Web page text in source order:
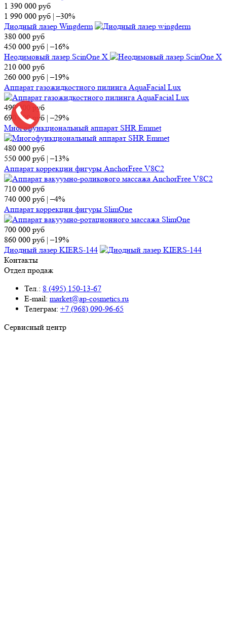
1 390 000 руб
1 990 000 руб |–30%
Диодный лазер Wingderm
380 000 руб
450 000 руб |–16%
Неодимовый лазер ScinOne X
210 000 руб
260 000 руб |–19%
Аппарат газожидкостного пилинга AquaFacial Lux
490 000
руб
690 000руб |–29%
Многофункциональный аппарат SHR Emmet
480 000 руб
550 000 руб |–13%
Аппарат коррекции фигуры AnchorFree V8C2
710 000 руб
740 000 руб |–4%
Аппарат коррекции фигуры SlimOne
700 000 руб
860 000 руб |–19%
Диодный лазер KIERS-144
Контакты
Отдел продаж
Тел.: 8 (495) 150-13-67
E-mail: market@ap-cosmetics.ru
Телеграм: +7 (968) 090-96-65
Сервисный центр